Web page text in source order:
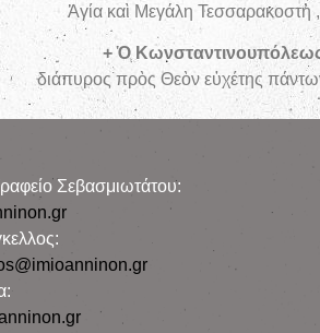
πάντων
Σεβασμιωτάτου: